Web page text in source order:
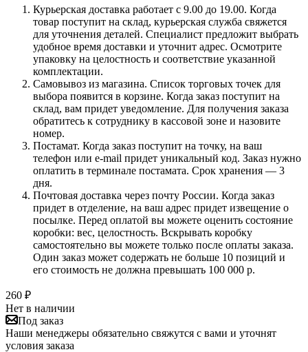
Курьерская доставка работает с 9.00 до 19.00. Когда
товар поступит на склад, курьерская служба свяжется
для уточнения деталей. Специалист предложит выбрать
удобное время доставки и уточнит адрес. Осмотрите
упаковку на целостность и соответствие указанной
комплектации.
Самовывоз из магазина. Список торговых точек для
выбора появится в корзине. Когда заказ поступит на
склад, вам придет уведомление. Для получения заказа
обратитесь к сотруднику в кассовой зоне и назовите
номер.
Постамат. Когда заказ поступит на точку, на ваш
телефон или e-mail придет уникальный код. Заказ нужно
оплатить в терминале постамата. Срок хранения — 3
дня.
Почтовая доставка через почту России. Когда заказ
придет в отделение, на ваш адрес придет извещение о
посылке. Перед оплатой вы можете оценить состояние
коробки: вес, целостность. Вскрывать коробку
самостоятельно вы можете только после оплаты заказа.
Один заказ может содержать не больше 10 позиций и
его стоимость не должна превышать 100 000 р.
260 ₽
Нет в наличии
Под заказ
Наши менеджеры обязательно свяжутся с вами и уточнят
условия заказа